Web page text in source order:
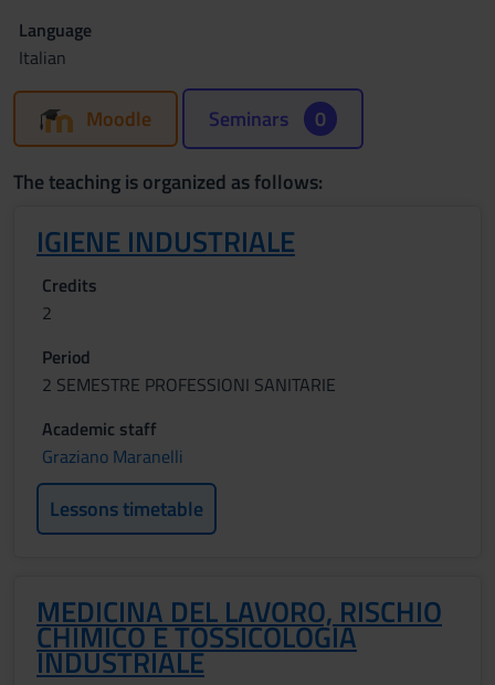
Language
Italian
Moodle Seminars 0
The teaching is organized as follows:
IGIENE INDUSTRIALE
Credits
2
Period
2 SEMESTRE PROFESSIONI SANITARIE
Academic staff
Graziano Maranelli
Lessons timetable
MEDICINA DEL LAVORO, RISCHIO
CHIMICO E TOSSICOLOGIA
INDUSTRIALE